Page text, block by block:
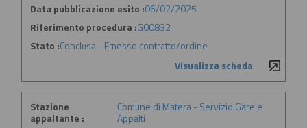
Data pubblicazione esito :06/02/2025
Riferimento procedura :G00832
Stato :Conclusa - Emesso contratto/ordine
Visualizza scheda
Stazione
appaltante :
Comune di Matera - Servizio Gare e
Appalti